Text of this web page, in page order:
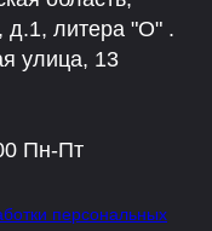
д.1, литера "О" .
улица, 13
Пн-Пт
персональных